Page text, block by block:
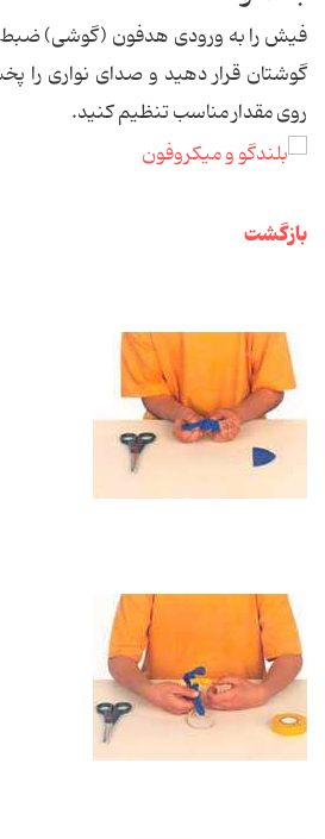
فیش را به ورودی هدفون (گوشی) ضبط
گوشتان قرار دهید و صدای نواری را
روی مقدار مناسب تنظیم كنید.
بازگشت